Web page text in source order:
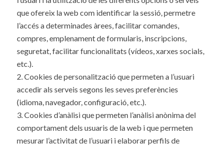
que ofereix la web com identificar la sessió, permetre
l’accés a determinades àrees, facilitar comandes,
compres, emplenament de formularis, inscripcions,
seguretat, facilitar funcionalitats (vídeos, xarxes socials,
etc.).
2. Cookies de personalització que permeten a l’usuari
accedir als serveis segons les seves preferències
(idioma, navegador, configuració, etc.).
3. Cookies d’anàlisi que permeten l’anàlisi anònima del
comportament dels usuaris de la web i que permeten
mesurar l’activitat de l’usuari i elaborar perfils de